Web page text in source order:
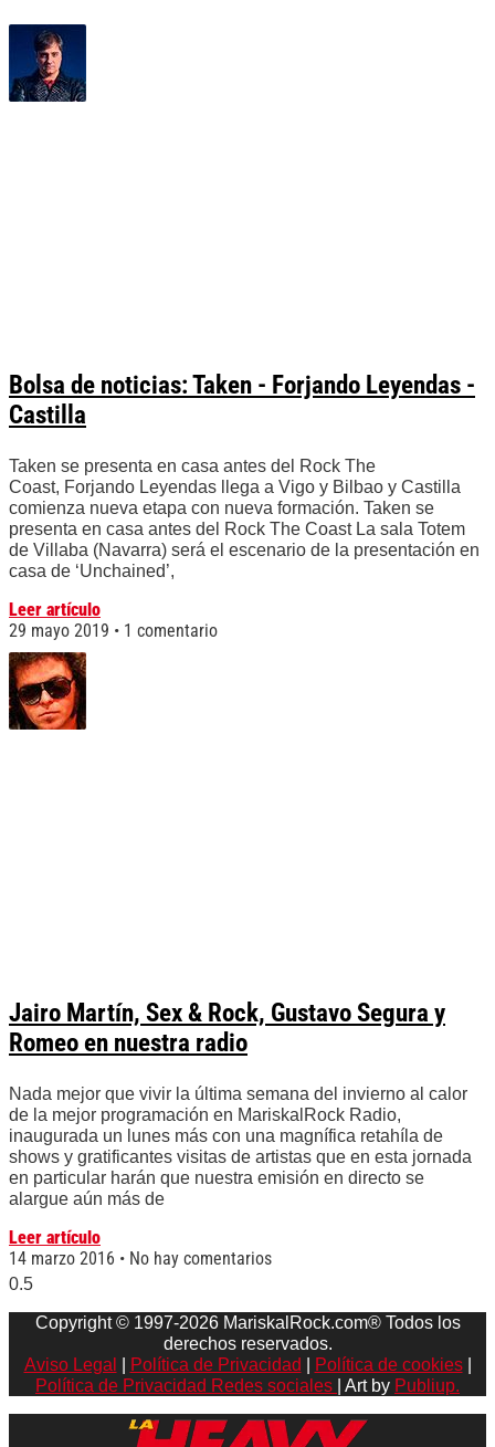
Bolsa de noticias: Taken - Forjando Leyendas -
Castilla
Taken se presenta en casa antes del Rock The
Coast, Forjando Leyendas llega a Vigo y Bilbao y Castilla
comienza nueva etapa con nueva formación. Taken se
presenta en casa antes del Rock The Coast La sala Totem
de Villaba (Navarra) será el escenario de la presentación en
casa de ‘Unchained’,
Leer artículo
29 mayo 2019
1 comentario
Jairo Martín, Sex & Rock, Gustavo Segura y
Romeo en nuestra radio
Nada mejor que vivir la última semana del invierno al calor
de la mejor programación en MariskalRock Radio,
inaugurada un lunes más con una magnífica retahíla de
shows y gratificantes visitas de artistas que en esta jornada
en particular harán que nuestra emisión en directo se
alargue aún más de
Leer artículo
14 marzo 2016
No hay comentarios
Copyright © 1997-2026 MariskalRock.com® Todos los
derechos reservados.
Aviso Legal
Política de Privacidad Política de cookies|
Política de Privacidad Redes sociales
| Art by Publiup.